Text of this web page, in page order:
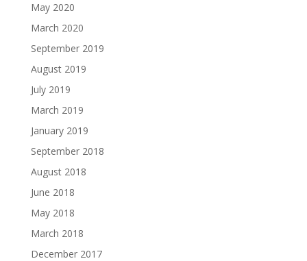
May 2020
March 2020
September 2019
August 2019
July 2019
March 2019
January 2019
September 2018
August 2018
June 2018
May 2018
March 2018
December 2017